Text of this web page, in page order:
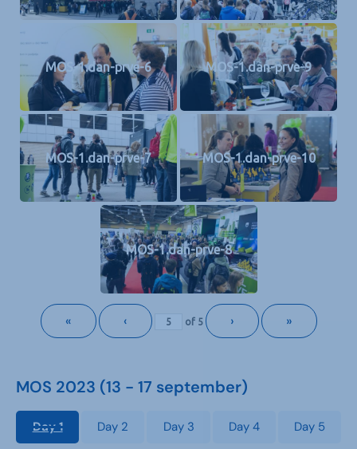
MOS-1.dan-prve-6 MOS-1.dan-prve-9
MOS-1.dan-prve-7 MOS-1.dan-prve-10
MOS-1.dan-prve-8
« ‹ of 5 › »
MOS 2023 (13 - 17 september)
Day 1 Day 2 Day 3 Day 4 Day 5